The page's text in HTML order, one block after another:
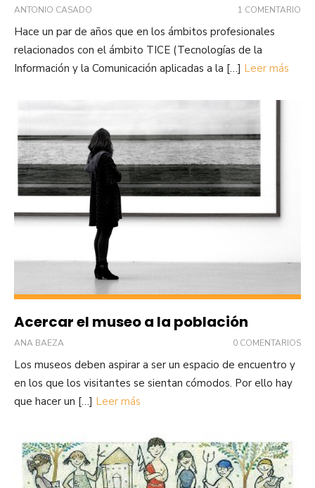
ANTONIO CASADO 1 COMENTARIO
Hace un par de años que en los ámbitos profesionales
relacionados con el ámbito TICE (Tecnologías de la
Información y la Comunicación aplicadas a la […] Leer más
Acercar el museo a la población
ANA BAEZA 0 COMENTARIOS
Los museos deben aspirar a ser un espacio de encuentro y
en los que los visitantes se sientan cómodos. Por ello hay
que hacer un […] Leer más